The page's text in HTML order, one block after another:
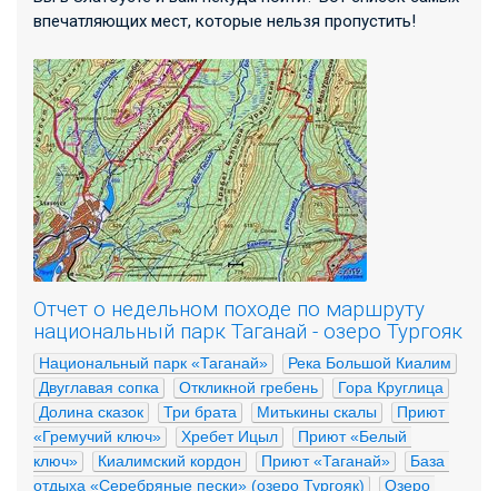
впечатляющих мест, которые нельзя пропустить!
Отчет о недельном походе по маршруту
национальный парк Таганай - озеро Тургояк
Национальный парк «Таганай»
Река Большой Киалим
Двуглавая сопка
Откликной гребень
Гора Круглица
Долина сказок
Три брата Митькины скалы
Приют
«Гремучий ключ»
Хребет Ицыл
Приют «Белый
ключ»
Киалимский кордон Приют «Таганай»
База
отдыха «Серебряные пески» (озеро Тургояк)
Озеро